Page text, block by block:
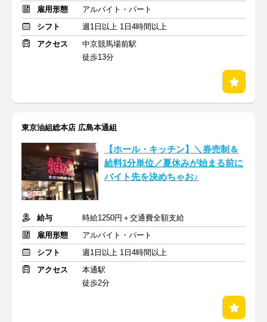
雇用形態
アルバイト・パート
シフト
週1日以上 1日4時間以上
アクセス
中京競馬場前駅
徒歩13分
東京油組総本店 広島本通組
【ホール・キッチン】＼券売制＆
給料1分単位／夏休みが始まる前に
バイト先を決めちゃお♪
給与
時給1250円＋交通費全額支給
雇用形態
アルバイト・パート
シフト
週1日以上 1日4時間以上
アクセス
本通駅
徒歩2分